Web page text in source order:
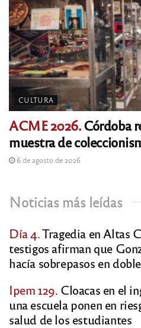
CULTURA
ACME 2026.Córdoba
muestra de
6 de agosto de 2026
Noticias más leídas
Día 4.Tragedia en Altas
testigos afirman que
hacía sobrepasos en
Ipem 129. Cloacas en el
una escuela ponen en
salud de los estudiantes